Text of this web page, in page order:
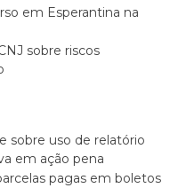
em Esperantina na
sobre riscos
sobre uso de relatório
em ação pena
pagas em boletos